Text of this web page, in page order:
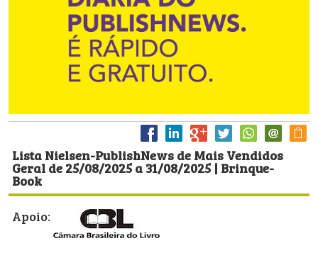
Lista Nielsen-PublishNews de Mais Vendidos
Geral de 25/08/2025 a 31/08/2025 | Brinque-
Book
Apoio: